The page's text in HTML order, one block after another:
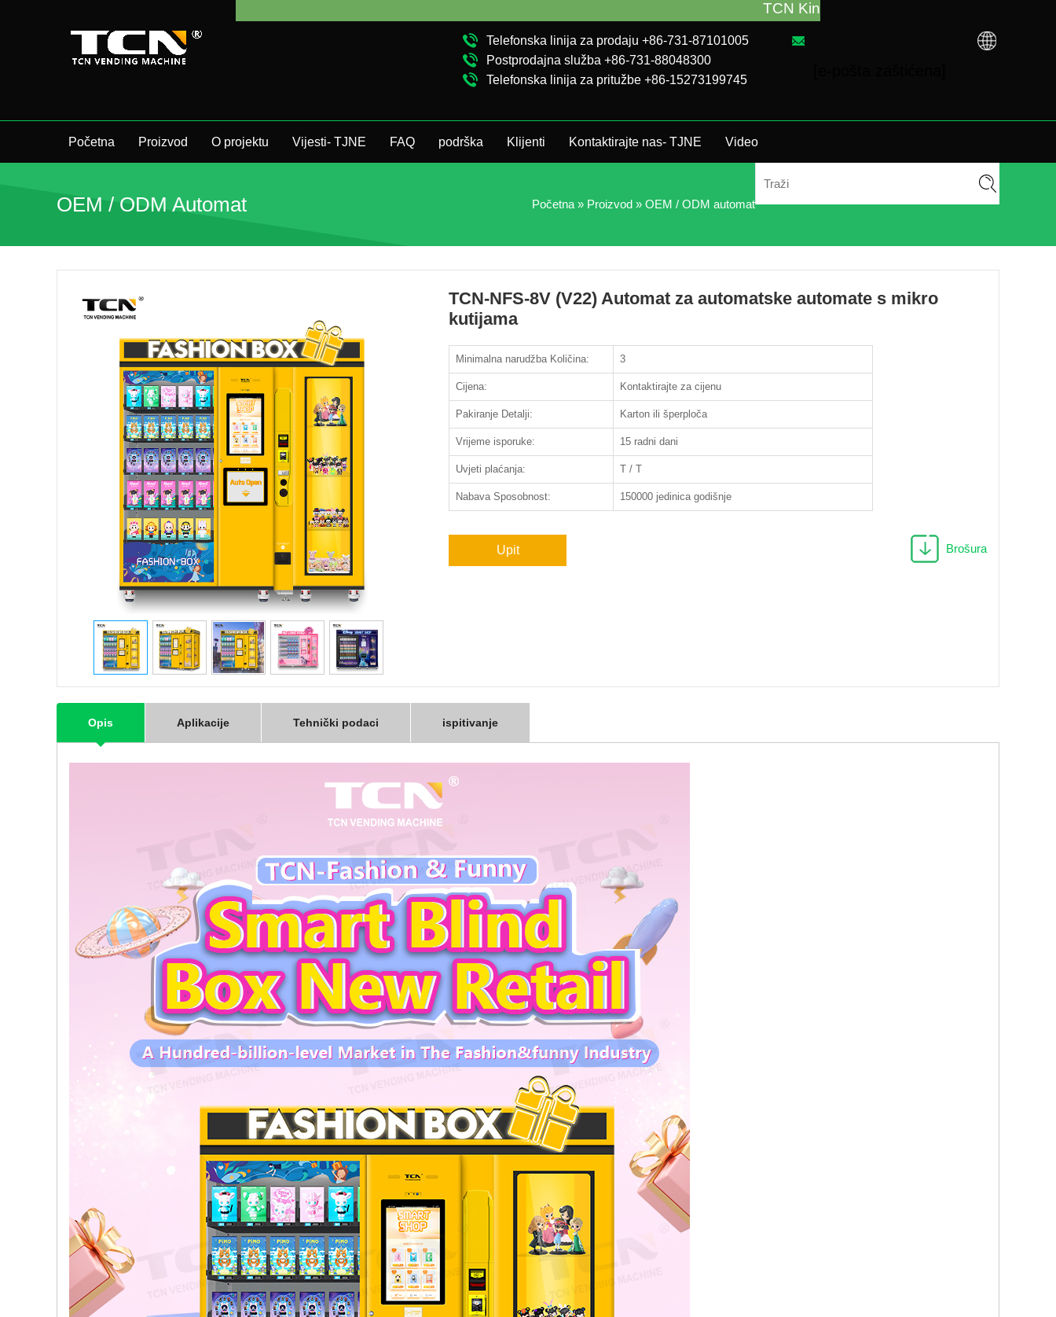
Telefonska linija za prodaju +86-731-87101005
Postprodajna služba +86-731-88048300
Telefonska linija za pritužbe +86-15273199745
Početna Proizvod O projektu Vijesti- TJNE FAQ podrška Klijenti Kontaktirajte nas- TJNE Video
OEM / ODM Automat Početna » Proizvod » OEM / ODM automat
TCN-NFS-8V (V22) Automat za automatske automate s mikro
kutijama
Minimalna narudžba Količina: 3
Cijena: Kontaktirajte za cijenu
Pakiranje Detalji: Karton ili šperploča
Vrijeme isporuke: 15 radni dani
Uvjeti plaćanja: T / T
Nabava Sposobnost: 150000 jedinica godišnje
Upit Brošura
Opis Aplikacije Tehnički podaci ispitivanje
TCN Kina će vas podržati za smjernice za automat za prodaju i